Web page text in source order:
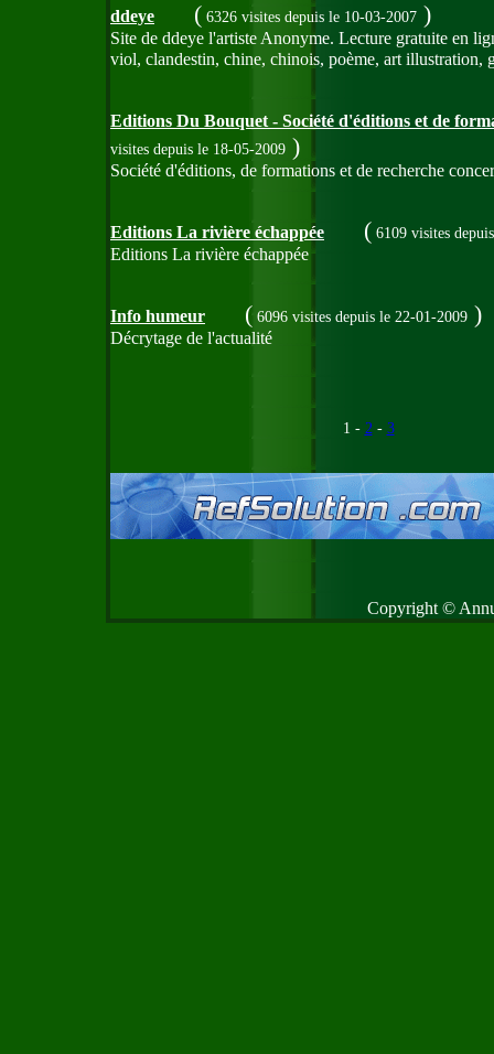
ddeye ( 6326 visites depuis le 10-03-2007 )
Site de ddeye l'artiste Anonyme. Lecture gratuite en
viol, clandestin, chine, chinois, poème, art illustration,
Editions Du Bouquet - Société d'éditions et de
visites depuis le 18-05-2009 )
Société d'éditions, de formations et de recherche
Editions La rivière échappée ( 6109 visites
Editions La rivière échappée
Info humeur ( 6096 visites depuis le 22-01-2009 )
Décrytage de l'actualité
1 - 2- 3
Copyright ©